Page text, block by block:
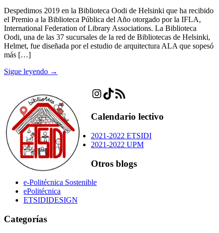
Despedimos 2019 en la Biblioteca Oodi de Helsinki que ha recibido
el Premio a la Biblioteca Pública del Año otorgado por la IFLA,
International Federation of Library Associations. La Biblioteca
Oodi, una de las 37 sucursales de la red de Bibliotecas de Helsinki,
Helmet, fue diseñada por el estudio de arquitectura ALA que sopesó
más […]
Sigue leyendo →
Instagram
TikTok
Feed RSS
Calendario lectivo
2021-2022 ETSIDI
2021-2022 UPM
Otros blogs
e-Politécnica Sostenible
ePolitécnica
ETSIDIDESIGN
Categorías